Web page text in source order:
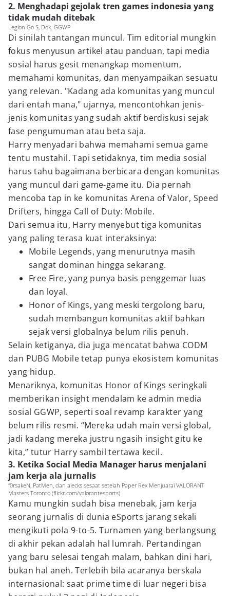
2. Menghadapi gejolak tren games indonesia yang
tidak mudah ditebak
Legion Go S, Dok. GGWP
Di sinilah tantangan muncul. Tim editorial mungkin
fokus menyusun artikel atau panduan, tapi media
sosial harus gesit menangkap momentum,
memahami komunitas, dan menyampaikan sesuatu
yang relevan. "Kadang ada komunitas yang muncul
dari entah mana," ujarnya, mencontohkan jenis-
jenis komunitas yang sudah aktif berdiskusi sejak
fase pengumuman atau beta saja.
Harry menyadari bahwa memahami semua game
tentu mustahil. Tapi setidaknya, tim media sosial
harus tahu bagaimana berbicara dengan komunitas
yang muncul dari game-game itu. Dia pernah
mencoba tap in ke komunitas Arena of Valor, Speed
Drifters, hingga Call of Duty: Mobile.
Dari semua itu, Harry menyebut tiga komunitas
yang paling terasa kuat interaksinya:
Mobile Legends, yang menurutnya masih
sangat dominan hingga sekarang.
Free Fire, yang punya basis penggemar luas
dan loyal.
Honor of Kings, yang meski tergolong baru,
sudah membangun komunitas aktif bahkan
sejak versi globalnya belum rilis penuh.
Selain ketiganya, dia juga mencatat bahwa CODM
dan PUBG Mobile tetap punya ekosistem komunitas
yang hidup.
Menariknya, komunitas Honor of Kings seringkali
memberikan insight mendalam ke admin media
sosial GGWP, seperti soal revamp karakter yang
belum rilis resmi. “Mereka udah main versi global,
jadi kadang mereka justru ngasih insight gitu ke
kita,” tutur Harry sambil tertawa kecil.
3. Ketika Social Media Manager harus menjalani
jam kerja ala jurnalis
f0rsakeN, PatMen, dan alecks sesaat setelah Paper Rex Menjuarai VALORANT
Masters Toronto (flickr.com/valorantesports)
Kamu mungkin sudah bisa menebak, jam kerja
seorang jurnalis di dunia eSports jarang sekali
mengikuti pola 9-to-5. Turnamen yang berlangsung
di akhir pekan adalah hal lumrah. Pertandingan
yang baru selesai tengah malam, bahkan dini hari,
bukan hal aneh. Terlebih bila acaranya berskala
internasional: saat prime time di luar negeri bisa